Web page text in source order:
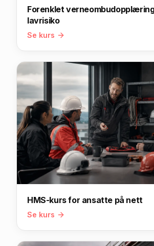
Forenklet
lavrisiko
Se kurs
HMS-kurs for ansatte på nett
Se kurs